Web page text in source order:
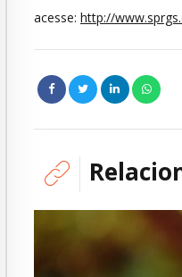
acesse: http://